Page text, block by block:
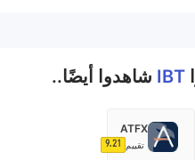
IBT شاهدوا أيضًا..
ATFX
تقييم 9.21